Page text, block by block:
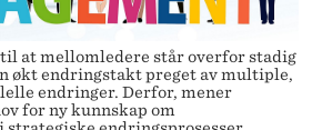
at mellomledere står overfor stadig
økt endringstakt preget av multiple,
endringer. Derfor, mener
for ny kunnskap om